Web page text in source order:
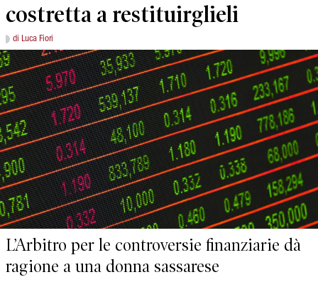
costretta a restituirglieli
di Luca Fiori
L’Arbitro per le controversie finanziarie dà
ragione a una donna sassarese